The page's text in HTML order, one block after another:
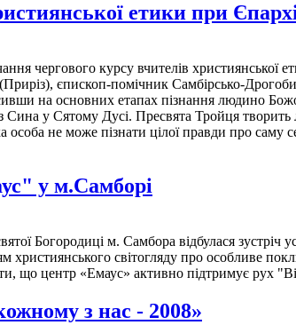
етики при
чергового курсу вчителів
єпископ-помічник Самбірсько-
на основних етапах пізнання людино
у Сятому Дусі. Пресвята Тройця творить
не може пізнати цілої правди про
у м.Самборі
Богородиці м. Самбора відбулася
світогляду про особливе
що центр «Емаус» активно підтримує рух
з нас - 2008»